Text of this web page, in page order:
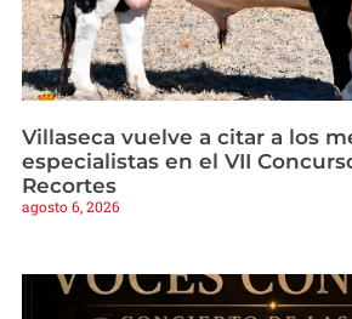
Villaseca vuelve a citar a los
especialistas en el VII
Recortes
agosto 6, 2026